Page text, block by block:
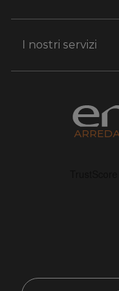
I nostri servizi